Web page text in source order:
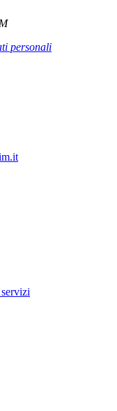
personali